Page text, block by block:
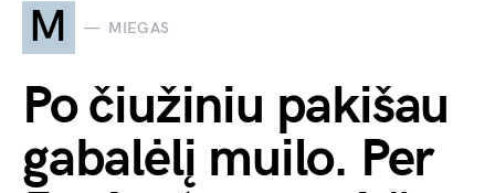
M MIEGAS
Po čiužiniu pakišau
gabalėlį muilo. Per